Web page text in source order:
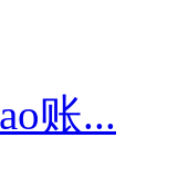
账...